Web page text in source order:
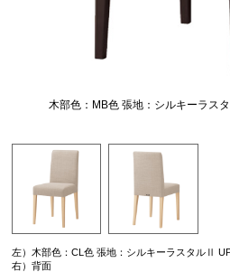
木部色：MB色 張地：シルキーラス
左）木部色：CL色 張地：シルキーラスタルⅡ
右）背面